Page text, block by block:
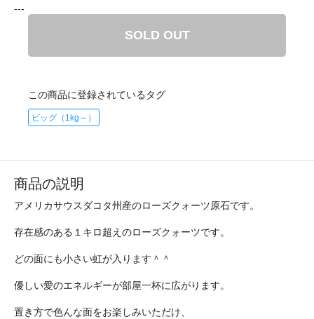
---
SOLD OUT
この商品に登録されているタグ
ビッグ（1kg～）
商品の説明
アメリカサウスダコタ州産のローズクォーツ原石です。
存在感のある１キロ超えのローズクォーツです。
どの面にも小さい虹が入ります＾＾
優しい愛のエネルギーが部屋一杯に広がります。
置き方で色んな面をお楽しみいただけ、